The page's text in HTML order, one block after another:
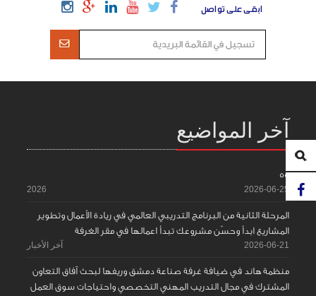
ابقى على تواصل
آخر المواضيع
55
2026-06-25
2026
المرحلة الثانية من البرنامج التدريبي العالمي في ريادة الأعمال وتطوير
المشاريع ابدأ وحسّن مشروعك تبدأ اعمالها في مقر الغرفة
2026-06-21 آخر الأخبار
منظمة هاند في ضيافة غرفة صناعة دمشق وريفها لبحث آفاق التعاون
المشترك في مجال التدريب المهني التخصصي واحتياجات سوق العمل